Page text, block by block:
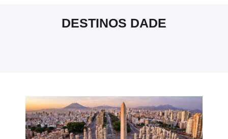
DESTINOS DADE